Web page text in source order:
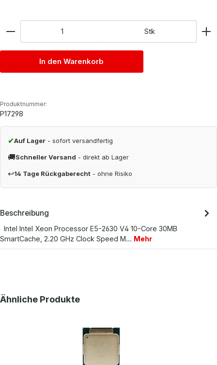
Stk
In den Warenkorb
Produktnummer:
P17298
✔Auf Lager - sofort versandfertig
🚚Schneller Versand - direkt ab Lager
↩14 Tage Rückgaberecht - ohne Risiko
Beschreibung
Intel Intel Xeon Processor E5-2630 V4 10-Core 30MB
SmartCache, 2.20 GHz Clock Speed M… Mehr
Produktgalerie überspringen
Ähnliche Produkte